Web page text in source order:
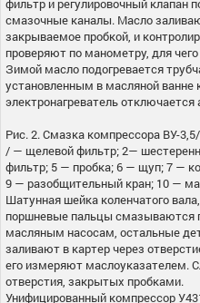
фильтр и регулировочный клапан
смазочные каналы. Масло
закрываемое пробкой, и
проверяют по манометру, для
Зимой масло подогревается
установленным в масляной ванне
электронагреватель
Рис. 2. Смазка компрессора ВУ-
/ — щелевой фильтр; 2—
фильтр; 5 — пробка; 6 — щуп; 7 —
9 — разобщительный кран; 10 —
Шатунная шейка коленчатого
поршневые пальцы смазываются
масляным насосам, остальные
заливают в картер через
его измеряют маслоуказателем.
отверстия, закрытых пробками.
Унифицированный компрессор